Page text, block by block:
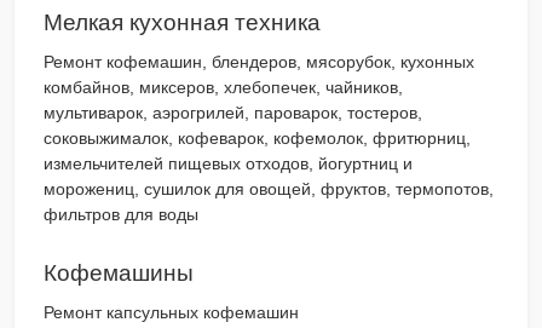
Мелкая кухонная техника
Ремонт кофемашин, блендеров, мясорубок, кухонных
комбайнов, миксеров, хлебопечек, чайников,
мультиварок, аэрогрилей, пароварок, тостеров,
соковыжималок, кофеварок, кофемолок, фритюрниц,
измельчителей пищевых отходов, йогуртниц и
морожениц, сушилок для овощей, фруктов, термопотов,
фильтров для воды
Кофемашины
Ремонт капсульных кофемашин